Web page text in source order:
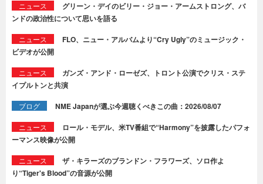
ニュース
グリーン・デイのビリー・ジョー・アームストロング、バ
ンドの政治性について思いを語る
ニュース
FLO、ニュー・アルバムより“Cry Ugly”のミュージック・
ビデオが公開
ニュース
ガンズ・アンド・ローゼズ、トロント公演でクリス・ステ
イプルトンと共演
ブログ NME Japanが選ぶ今週聴くべきこの曲：2026/08/07
ニュース
ロール・モデル、米TV番組で“Harmony”を披露したパフォ
ーマンス映像が公開
ニュース
ザ・キラーズのブランドン・フラワーズ、ソロ作よ
り“Tiger's Blood”の音源が公開